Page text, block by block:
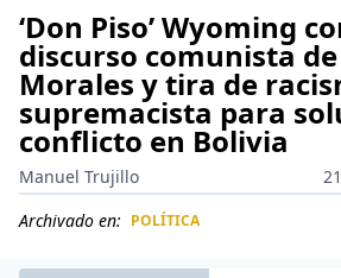
‘Don Piso’ Wyoming
discurso comunista de
Morales y tira de
supremacista para
conflicto en Bolivia
Manuel Trujillo
Archivado en: POLÍTICA